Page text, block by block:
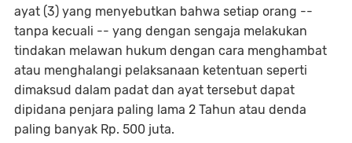
ayat (3) yang menyebutkan bahwa setiap orang --
tanpa kecuali -- yang dengan sengaja melakukan
tindakan melawan hukum dengan cara menghambat
atau menghalangi pelaksanaan ketentuan seperti
dimaksud dalam padat dan ayat tersebut dapat
dipidana penjara paling lama 2 Tahun atau denda
paling banyak Rp. 500 juta.